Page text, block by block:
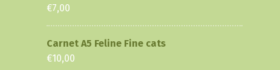
€7,00
Carnet A5 Feline Fine cats
€10,00